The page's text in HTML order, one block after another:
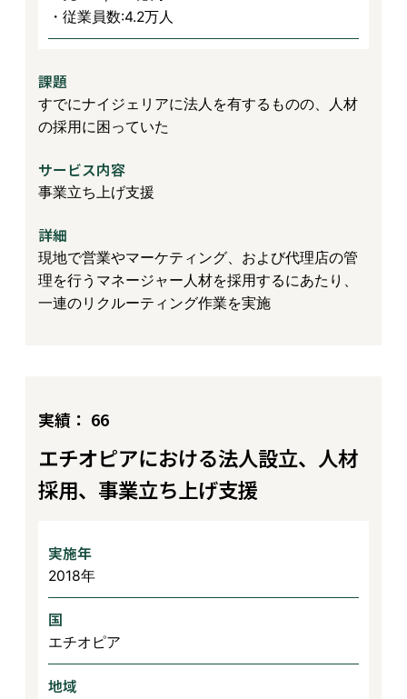
・従業員数:4.2万人
課題
すでにナイジェリアに法人を有するものの、人材
の採用に困っていた
サービス内容
事業立ち上げ支援
詳細
現地で営業やマーケティング、および代理店の管
理を行うマネージャー人材を採用するにあたり、
一連のリクルーティング作業を実施
実績： 66
エチオピアにおける法人設立、人材
採用、事業立ち上げ支援
実施年
2018年
国
エチオピア
地域